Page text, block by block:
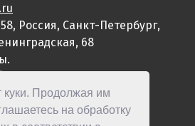
куки. Продолжая им
на обработку
Россия, Санкт-Петербург,
68